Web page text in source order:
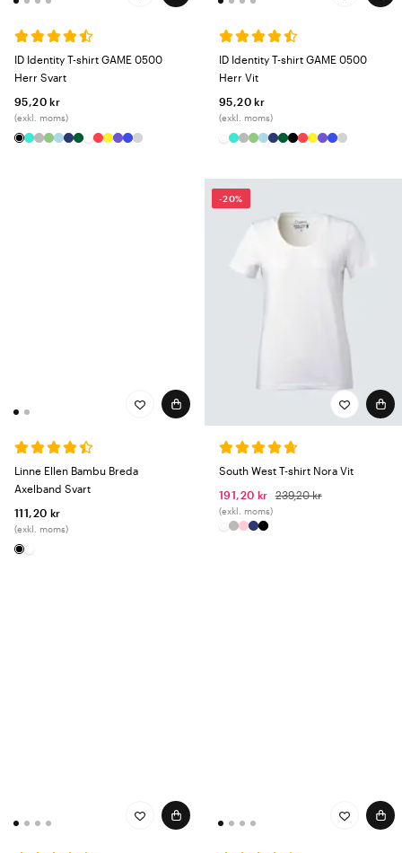
ID Identity T-shirt GAME 0500
Herr Svart
95,20 kr
(exkl. moms)
ID Identity T-shirt GAME 0500
Herr Vit
95,20 kr
(exkl. moms)
Linne Ellen Bambu Breda
Axelband Svart
111,20 kr
(exkl. moms)
-20%
South West T-shirt Nora Vit
191,20 kr
239,20 kr
(exkl. moms)